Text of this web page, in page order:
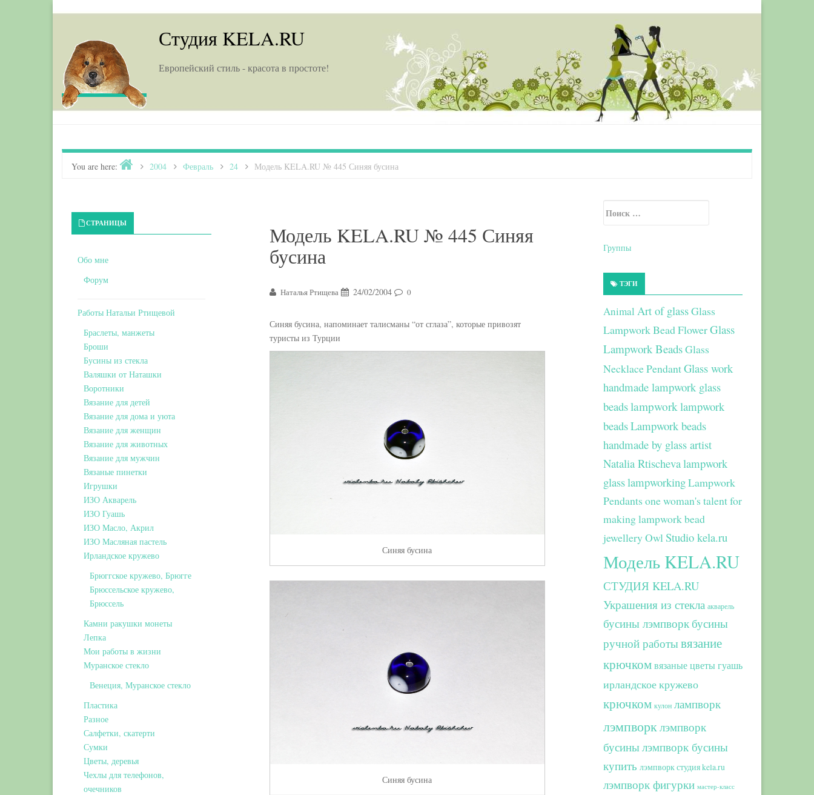
Студия KELA.RU
Европейский стиль - красота в простоте!
You are here: Home2004 Февраль 24 Модель KELA.RU № 445 Синяя бусина
Модель KELA.RU № 445 Синяя
бусина
Наталья Ртищева 24/02/2004 0
Синяя бусина, напоминает талисманы “от сглаза”, которые привозят
туристы из Турции
Синяя бусина
Синяя бусина
Primary Sidebar
СТРАНИЦЫ
Обо мне
Форум
Работы Натальи Ртищевой
Браслеты, манжеты
Броши
Бусины из стекла
Валяшки от Наташки
Воротники
Вязание для детей
Вязание для дома и уюта
Вязание для женщин
Вязание для животных
Вязание для мужчин
Вязаные пинетки
Игрушки
ИЗО Акварель
ИЗО Гуашь
ИЗО Масло, Акрил
ИЗО Масляная пастель
Ирландское кружево
Брюггское кружево, Брюгге
Брюссельское кружево,
Брюссель
Камни ракушки монеты
Лепка
Мои работы в жизни
Муранское стекло
Венеция, Муранское стекло
Пластика
Разное
Салфетки, скатерти
Сумки
Цветы, деревья
Чехлы для телефонов,
очечников
Secondary Sidebar
Группы
ТЭГИ
Animal Art of glassGlass
Lampwork Bead FlowerGlass
Lampwork BeadsGlass
Necklace PendantGlass work
handmade lampwork glass
beadslampworklampwork
beadsLampwork beads
handmade by glass artist
Natalia Rtischevalampwork
glasslampworkingLampwork
Pendants one woman's talent for
making lampwork bead
jewelleryOwlStudio kela.ru
Модель KELA.RU
СТУДИЯ KELA.RU
Украшения из стекла акварель
бусины лэмпворк бусины
ручной работывязание
крючком вязаные цветы гуашь
ирландское кружево
крючком кулон лампворк
лэмпворклэмпворк
бусинылэмпворк бусины
купить лэмпворк студия kela.ru
лэмпворк фигурки мастер-класс